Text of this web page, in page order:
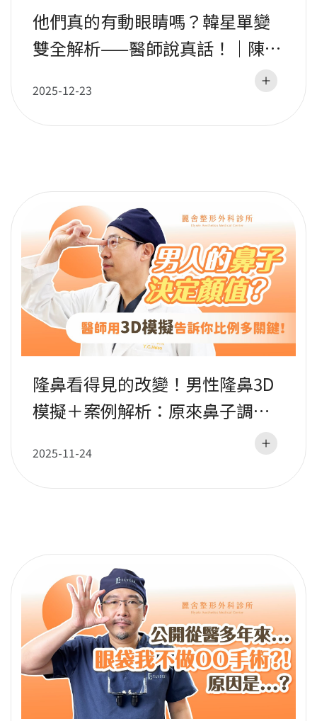
他們真的有動眼睛嗎？韓星單變
雙全解析——醫師說真話！｜陳宏
2025-12-23
隆鼻看得見的改變！男性隆鼻3D
模擬＋案例解析：原來鼻子調整
2025-11-24